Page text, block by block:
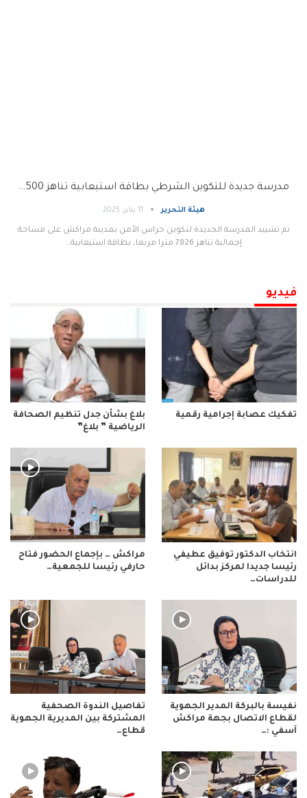
مدرسة جديدة للتكوين الشرطي بطاقة استيعابية تناهز 500…
هيئة التحرير 11 يناير, 2025
تم تشييد المدرسة الجديدة لتكوين حراس الأمن بمدينة مراكش على مساحة
إجمالية تناهز 7826 مترا مربعا، بطاقة استيعابية…
فيديو
تفكيك عصابة إجرامية رقمية
بلاغ بشأن جدل تنظيم الصحافة
الرياضية ” بلاغ”
انتخاب الدكتور توفيق عطيفي
رئيسا جديدا لمركز بدائل
للدراسات…
مراكش … بإجماع الحضور فتاح
حارفي رئيسا للجمعية…
نفيسة بالبركة المدير الجهوية
لقطاع الاتصال بجهة مراكش
آسفي :…
تفاصيل الندوة الصحفية
المشتركة بين المديرية الجهوية
قطاع…